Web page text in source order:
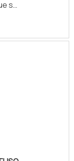
se
a
O
o
já